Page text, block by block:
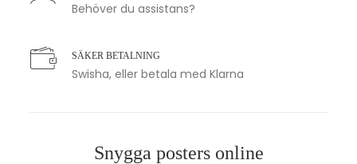
Behöver du assistans?
SÄKER BETALNING
Swisha, eller betala med Klarna
Snygga posters online